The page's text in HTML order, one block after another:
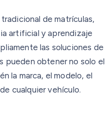
de matrículas,
artificial y aprendizaje
las soluciones de
pueden obtener no solo el
la marca, el modelo, el
cualquier vehículo.